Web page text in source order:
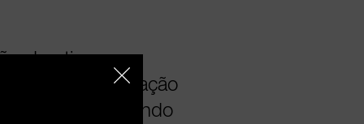
de ativos e a
robotização
ativos, mantendo